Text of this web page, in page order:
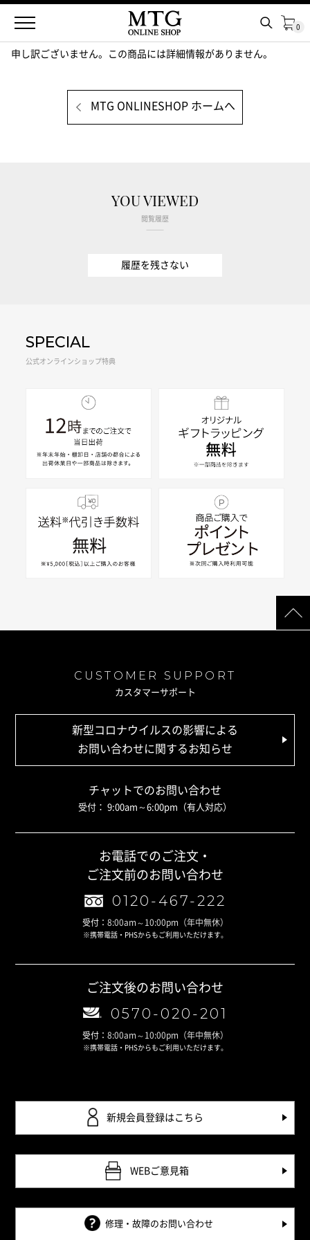
0
検索
申し訳ございません。この商品には詳細情報がありません。
MTG ONLINESHOP ホームへ
YOU VIEWED
閲覧履歴
履歴を残さない
SPECIAL
公式オンラインショップ特典
CUSTOMER SUPPORT
カスタマーサポート
新型コロナウイルスの影響による
お問い合わせに関するお知らせ
チャットでのお問い合わせ
受付： 9:00am～6:00pm（有人対応）
お電話でのご注文・
ご注文前のお問い合わせ
0120-467-222
受付： 8:00am～10:00pm （年中無休）
※携帯電話・PHSからもご利用いただけます。
ご注文後のお問い合わせ
0570-020-201
受付： 8:00am～10:00pm （年中無休）
※携帯電話・PHSからもご利用いただけます。
新規会員登録はこちら
WEBご意見箱
修理・故障のお問い合わせ